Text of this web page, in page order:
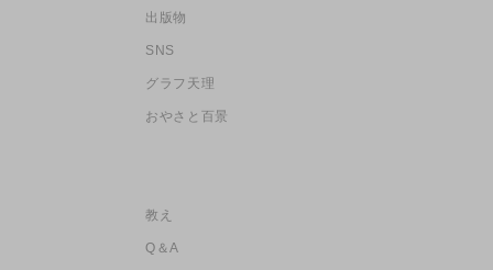
出版物
SNS
グラフ天理
おやさと百景
教え
Q＆A